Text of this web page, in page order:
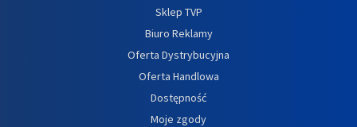
Sklep TVP
Biuro Reklamy
Oferta Dystrybucyjna
Oferta Handlowa
Dostępność
Moje zgody